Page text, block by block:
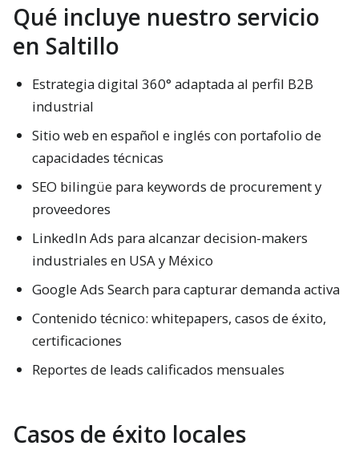
Qué incluye nuestro servicio
en Saltillo
Estrategia digital 360° adaptada al perfil B2B
industrial
Sitio web en español e inglés con portafolio de
capacidades técnicas
SEO bilingüe para keywords de procurement y
proveedores
LinkedIn Ads para alcanzar decision-makers
industriales en USA y México
Google Ads Search para capturar demanda activa
Contenido técnico: whitepapers, casos de éxito,
certificaciones
Reportes de leads calificados mensuales
Casos de éxito locales